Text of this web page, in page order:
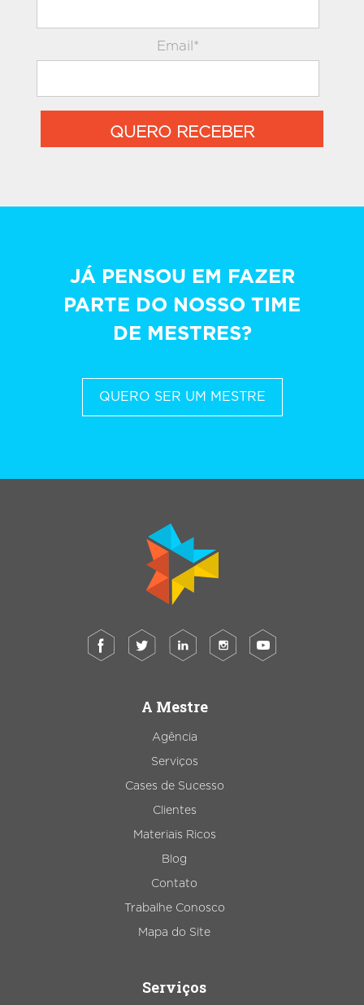
Email*
QUERO RECEBER
JÁ PENSOU EM FAZER
PARTE DO NOSSO TIME
DE MESTRES?
QUERO SER UM MESTRE
A Mestre
Agência
Serviços
Cases de Sucesso
Clientes
Materiais Ricos
Blog
Contato
Trabalhe Conosco
Mapa do Site
Serviços